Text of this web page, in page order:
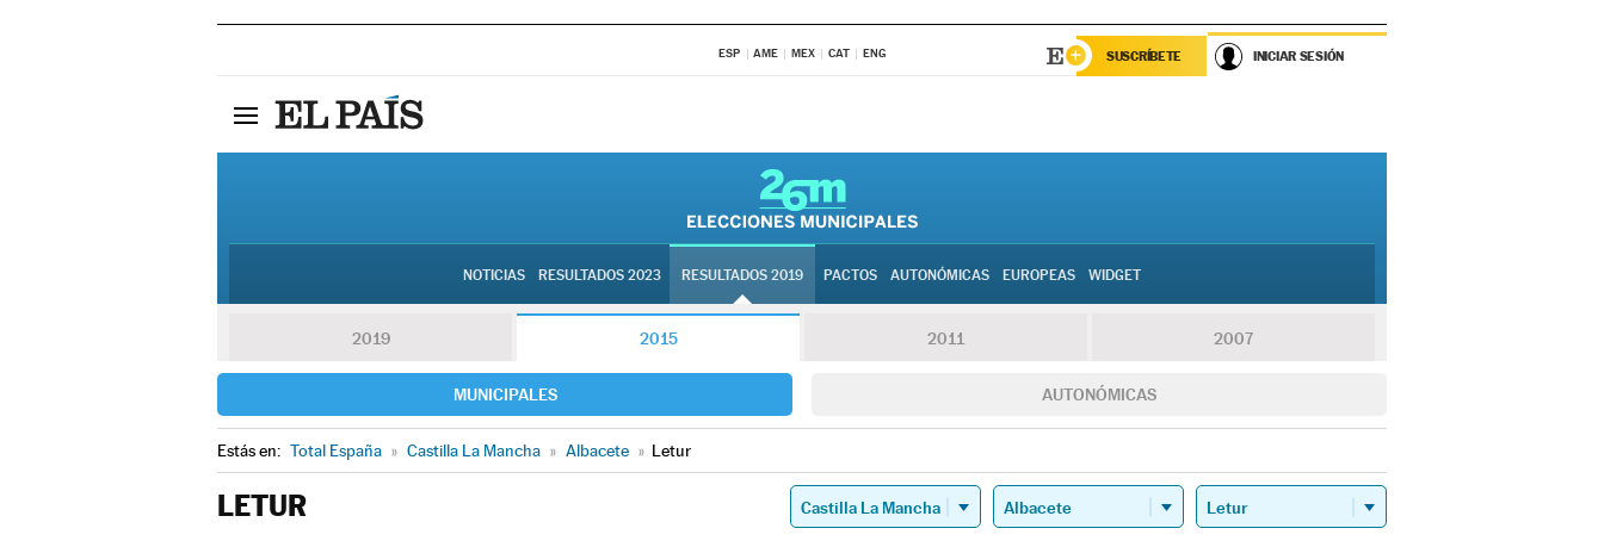
ESP AME MEX CAT ENG SUSCRÍBETE INICIAR SESIÓN
NOTICIAS RESULTADOS 2023 RESULTADOS 2019 PACTOS AUTONÓMICAS EUROPEAS WIDGET
2019 2015 2011 2007
MUNICIPALES AUTONÓMICAS
Estás en: Total España » Castilla La Mancha » Albacete » Letur
LETUR